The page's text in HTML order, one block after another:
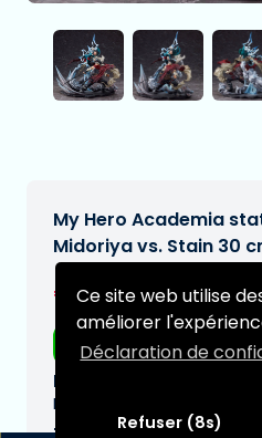
Ce site web utilise
améliorer
Déclaration de
Refuser (8s)
My Hero Academia
Midoriya vs. Stain 30
€586,95[Sous
Livraison
Date de livraison
N/A